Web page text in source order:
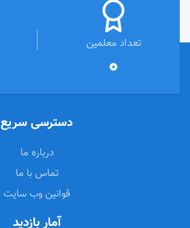
تعداد معلمین
0
دسترسی سریع
درباره ما
تماس با ما
قوانین وب سایت
آمار بازدید